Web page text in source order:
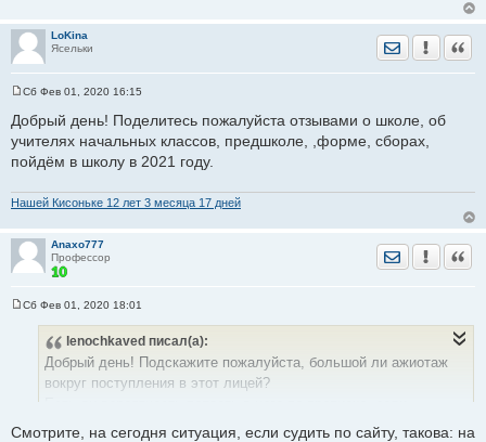
LoKina
Ясельки
Отправить
о
б
е
и
е
Сб Фев 01, 2020 16:15
Добрый день! Поделитесь пожалуйста отзывами о школе, об
учителях начальных классов, предшколе, ,форме, сборах,
пойдём в школу в 2021 году.
Нашей Кисоньке 12 лет 3 месяца 17 дней
Anaxo777
Профессор
Отправить
Сб Фев 01, 2020 18:01
lenochkaved писал(а):
Добрый день! Подскажите пожалуйста, большой ли ажиотаж
вокруг поступления в этот лицей?
Смотрите, на сегодня ситуация, если судить по сайту, такова: на